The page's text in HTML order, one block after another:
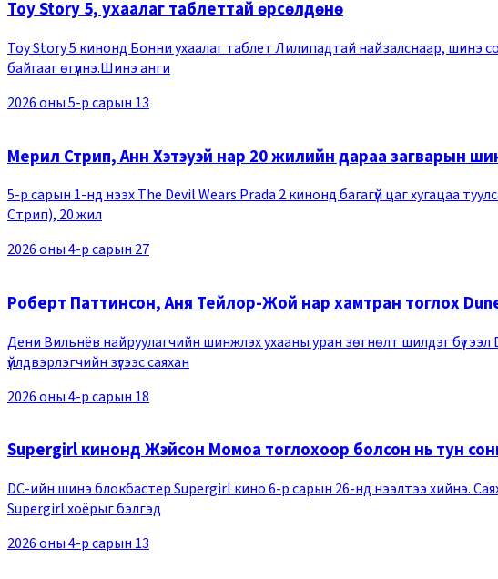
Toy Story 5, ухаалаг таблеттай өрсөлдөнө
Toy Story 5 кинонд Бонни ухаалаг таблет Лилипадтай найзалснаар, шинэ
байгааг өгүүлнэ.Шинэ анги
2026 оны 5-р сарын 13
Мерил Стрип, Анн Хэтэуэй нар 20 жилийн дараа загварын
5-р сарын 1-нд нээх The Devil Wears Prada 2 кинонд багагүй цаг хугацаа
Стрип), 20 жил
2026 оны 4-р сарын 27
Роберт Паттинсон, Аня Тейлор-Жой нар хамтран тоглох
Дени Вильнёв найруулагчийн шинжлэх ухааны уран зөгнөлт шилдэг
үйлдвэрлэгчийн зүгээс саяхан
2026 оны 4-р сарын 18
Supergirl кинонд Жэйсон Момоа тоглохоор болсон нь тун
DC-ийн шинэ блокбастер Supergirl кино 6-р сарын 26-нд нээлтээ хийнэ.
Supergirl хоёрыг бэлгэд
2026 оны 4-р сарын 13